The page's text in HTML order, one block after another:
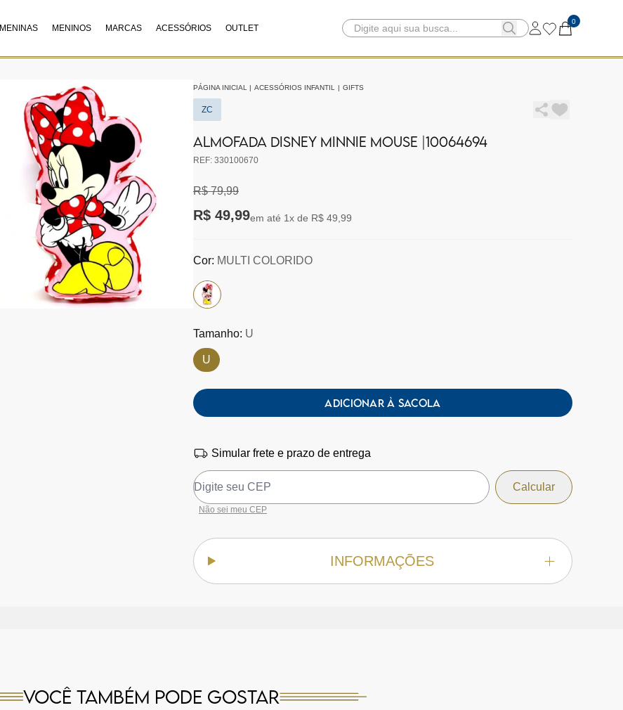
MENINAS MENINOS MARCAS ACESSÓRIOS OUTLET
0
PÁGINA INICIAL | ACESSÓRIOS INFANTIL | GIFTS
ZC
ALMOFADA DISNEY MINNIE MOUSE |10064694
REF: 330100670
R$ 79,99
R$ 49,99em até 1x de R$ 49,99
Cor: MULTI COLORIDO
Tamanho: U
U
ADICIONAR À SACOLA
Simular frete e prazo de entrega
Não sei meu CEP
INFORMAÇÕES
Você também pode gostar